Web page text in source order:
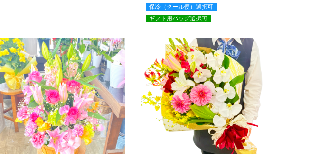
保冷（クール便）選択可
ギフト用バッグ選択可